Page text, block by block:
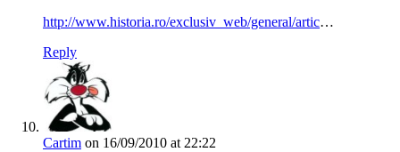
http://www.historia.ro/exclusiv_web/general/artic…
Reply
Cartim on 16/09/2010 at 22:22